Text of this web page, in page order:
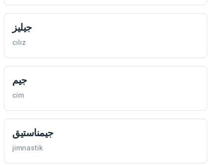
جيليز
cılız
جيم
cim
جيمناستيق
jimnastik